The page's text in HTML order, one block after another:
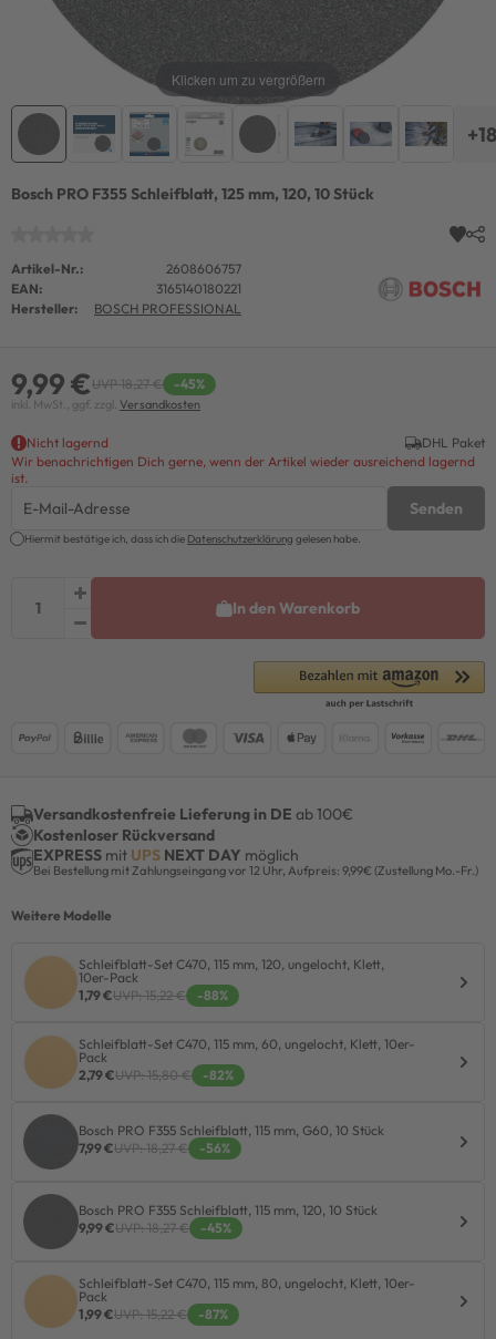
Klicken um zu vergrößern
+18
Bosch PRO F355 Schleifblatt, 125 mm, 120, 10 Stück
Artikel-Nr.:
2608606757
EAN:
3165140180221
Hersteller:
BOSCH PROFESSIONAL
9,99 €UVP 18,27 € -45%
inkl. MwSt., ggf. zzgl. Versandkosten
Nicht lagernd
DHL Paket
Wir benachrichtigen Dich gerne, wenn der Artikel wieder ausreichend lagernd
ist.
Senden
Hiermit bestätige ich, dass ich die Daten­schutz­erklärung gelesen habe.
In den Warenkorb
Versandkostenfreie Lieferung in DE ab 100€
Kostenloser Rückversand
EXPRESS mit UPS NEXT DAY möglich
Bei Bestellung mit Zahlungseingang vor 12 Uhr, Aufpreis: 9,99€ (Zustellung Mo.-Fr.)
Weitere Modelle
Schleifblatt-Set C470, 115 mm, 120, ungelocht, Klett,
10er-Pack
1,79 €UVP: 15,22 € -88%
Schleifblatt-Set C470, 115 mm, 60, ungelocht, Klett, 10er-
Pack
2,79 €UVP: 15,80 € -82%
Bosch PRO F355 Schleifblatt, 115 mm, G60, 10 Stück
7,99 €UVP: 18,27 € -56%
Bosch PRO F355 Schleifblatt, 115 mm, 120, 10 Stück
9,99 €UVP: 18,27 € -45%
Schleifblatt-Set C470, 115 mm, 80, ungelocht, Klett, 10er-
Pack
1,99 €UVP: 15,22 € -87%